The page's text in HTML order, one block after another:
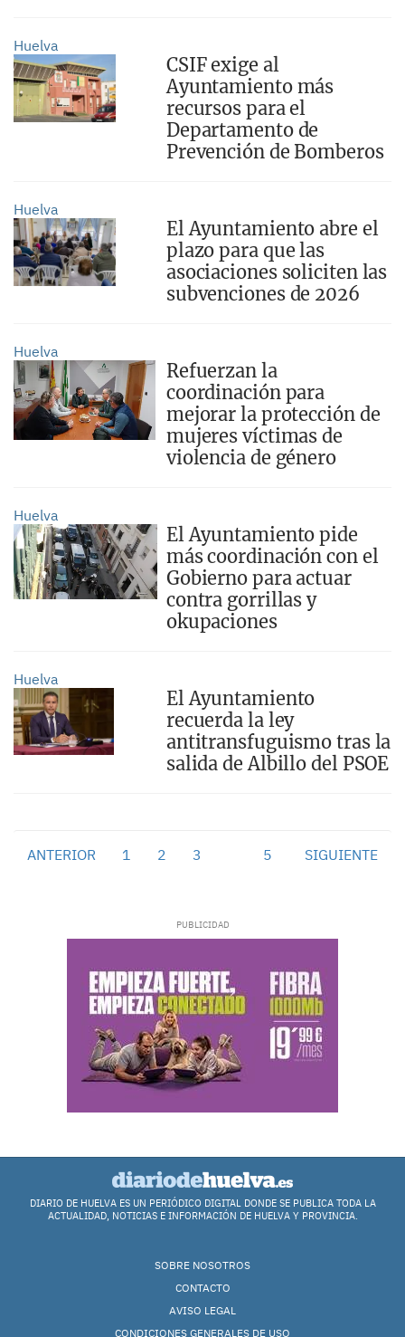
Huelva
CSIF exige al
Ayuntamiento más
recursos para el
Departamento de
Prevención de Bomberos
Huelva
El Ayuntamiento abre el
plazo para que las
asociaciones soliciten las
subvenciones de 2026
Huelva
Refuerzan la
coordinación para
mejorar la protección de
mujeres víctimas de
violencia de género
Huelva
El Ayuntamiento pide
más coordinación con el
Gobierno para actuar
contra gorrillas y
okupaciones
Huelva
El Ayuntamiento
recuerda la ley
antitransfuguismo tras la
salida de Albillo del PSOE
ANTERIOR 1 2 3 5 SIGUIENTE
DIARIO DE HUELVA ES UN PERIÓDICO DIGITAL DONDE SE PUBLICA TODA LA
ACTUALIDAD, NOTICIAS E INFORMACIÓN DE HUELVA Y PROVINCIA.
SOBRE NOSOTROS
CONTACTO
AVISO LEGAL
CONDICIONES GENERALES DE USO